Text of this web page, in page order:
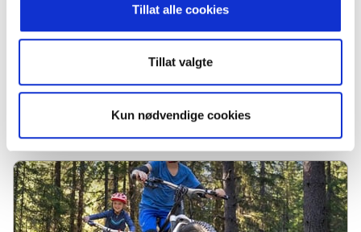
Tillat alle cookies
Tillat valgte
Kun nødvendige cookies
Intro to Bike Park
23.06.2026, 14:30 - 14.08.2026, 16:30
Kids Trail Park